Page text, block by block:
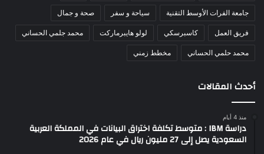
جامعة الفرات الأوسط التقنية سياحة و سفر صحة و جمال
فريق العمل كاسبرسكي لولو هايبرماركت محمد جلمي الحساني
محمد حلمي الحساني مخطط زمني
أحدث المقالات
منذ 4 أيام
دراسة IBM : متوسط تكلفة اختراق البيانات في المملكة العربية
السعودية يصل إلى 27 مليون ريال في عام 2026